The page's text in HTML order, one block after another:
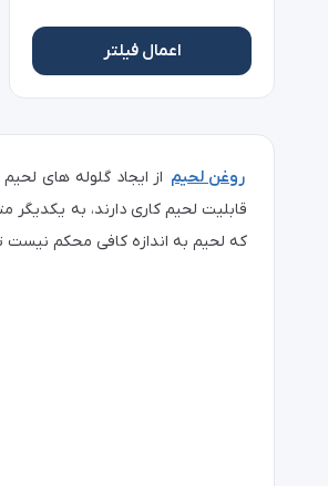
اعمال فیلتر
روغن لحیم از ایجاد گلوله های
قابلیت لحیم کاری دارند، به
که لحیم به اندازه کافی محکم نیست